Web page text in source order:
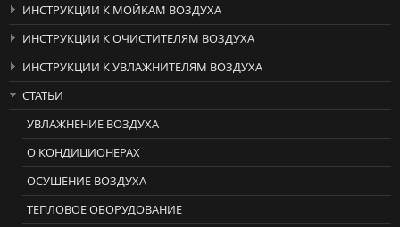
ИНСТРУКЦИИ К МОЙКАМ ВОЗДУХА
ИНСТРУКЦИИ К ОЧИСТИТЕЛЯМ ВОЗДУХА
ИНСТРУКЦИИ К УВЛАЖНИТЕЛЯМ ВОЗДУХА
СТАТЬИ
УВЛАЖНЕНИЕ ВОЗДУХА
О КОНДИЦИОНЕРАХ
ОСУШЕНИЕ ВОЗДУХА
ТЕПЛОВОЕ ОБОРУДОВАНИЕ